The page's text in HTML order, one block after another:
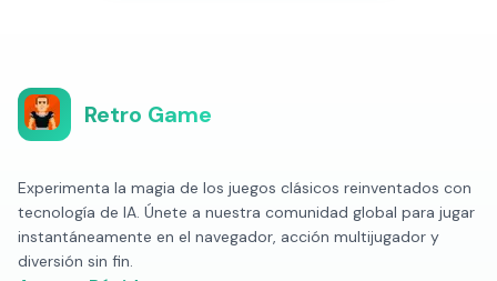
Retro Game
Experimenta la magia de los juegos clásicos reinventados con
tecnología de IA. Únete a nuestra comunidad global para jugar
instantáneamente en el navegador, acción multijugador y
diversión sin fin.